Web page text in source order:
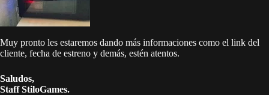
Muy pronto les estaremos dando más informaciones como el link del
cliente, fecha de estreno y demás, estén atentos.
Saludos,
Staff StiloGames.